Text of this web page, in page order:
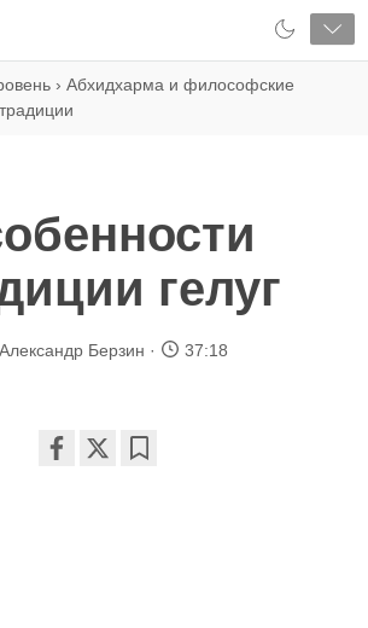
› Абхидхарма и философские
гелуг
Берзин 37:18